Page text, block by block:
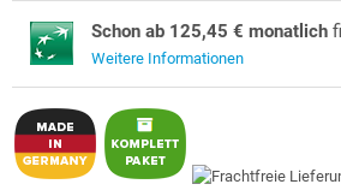
Schon ab 125,45 € monatlich
Weitere Informationen